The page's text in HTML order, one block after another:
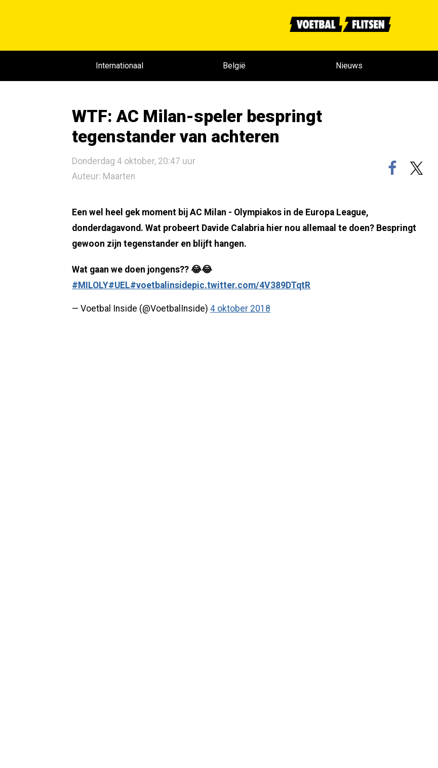
Internationaal België Nieuws
WTF: AC Milan-speler bespringt
tegenstander van achteren
Donderdag 4 oktober, 20:47 uur
Auteur: Maarten
Een wel heel gek moment bij AC Milan - Olympiakos in de Europa League,
donderdagavond. Wat probeert Davide Calabria hier nou allemaal te doen? Bespringt
gewoon zijn tegenstander en blijft hangen.
Wat gaan we doen jongens?? 😂😂
#MILOLY#UEL#voetbalinsidepic.twitter.com/4V389DTqtR
— Voetbal Inside (@VoetbalInside) 4 oktober 2018